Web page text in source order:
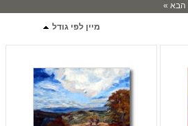
הבא »
מיין לפי גודל